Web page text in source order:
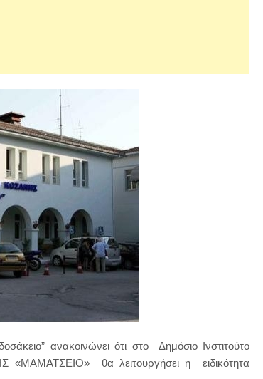
ανακοινώνει ότι στο Δημόσιο Ινστιτούτο
«ΜΑΜΑΤΣΕΙΟ» θα λειτουργήσει η ειδικότητα